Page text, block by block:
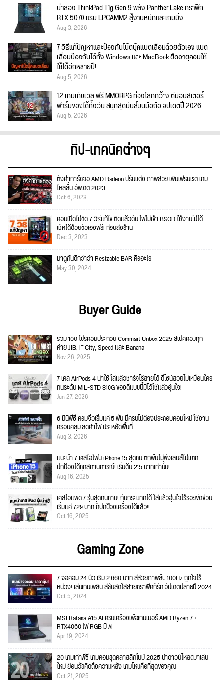
น่าลอง ThinkPad T1g Gen 9 พลัง Panther Lake กราฟิก
RTX 5070 แรม LPCAMM2 สู้งานหนักและเกมมิ่ง
Aug 3, 2026
7 วิธีแก้ปัญหาและป้องกันโน๊ตบุ๊คแบตเสื่อมด้วยตัวเอง แบต
เสื่อมป้องกันได้ทั้ง Windows และ MacBook ยืดอายุคอมให้
ใช้ได้อีกหลายปี!
Aug 5, 2026
12 เกมเก็บเวล ฟรี MMORPG ท่องโลกกว้าง ตีมอนสเตอร์
ฟาร์มของได้ทั้งวัน สนุกสุดมันส์บนมือถือ อัปเดตปี 2026
Aug 5, 2026
ทิป-เทคนิคต่างๆ
ตั้งค่าการ์ดจอ AMD Radeon ปรับแต่ง ภาพสวย เพิ่มเฟรมเรต เกม
ไหลลื่น อัพเดต 2023
Oct 6, 2023
คอมเปิดไม่ติด 7 วิธีแก้ไข ติดแล้วดับ ไฟไม่เข้า BSOD ใช้งานไม่ได้
เช็คได้ด้วยตัวเองฟรี! ก่อนส่งร้าน
Dec 3, 2023
มาดูกันดีกว่าว่า Resizable BAR คืออะไร
May 30, 2024
Buyer Guide
รวม 100 โปรคอมประกอบ Commart Unbox 2025 สเปคคอมทุก
ค่าย JIB, IT City, Speed และ Banana
Nov 26, 2025
7 เคส AirPods 4 น่าใช้ ใส่แล้วชาร์จไร้สายได้ ดีไซน์สวยไม่เหมือนใคร
ทนระดับ MIL-STD 810G ของดีแบบนี้มีไว้ใช้แล้วอุ่นใจ!
Jun 27, 2026
6 มินิพีซี คอมจิ๋วเริ่มแค่ 5 พัน มีครบไม่ต้องประกอบคอมใหม่ ใช้งาน
ครอบคลุม ลดค่าไฟ ประหยัดพื้นที่
Aug 3, 2026
แนะนำ 7 เคสไอโฟน iPhone 15 สุดทน ตกพื้นไม่พังเลนส์ไม่แตก
ปกป้องได้ทุกสถานการณ์! เริ่มต้น 215 บาทเท่านั้น!
Aug 16, 2025
เคสไอแพด 7 รุ่นสุดทนทาน! กันกระแทกได้ ใส่แล้วอุ่นใจไร้รอยขีดข่วน
เริ่มแค่ 729 บาท ก็ปกป้องเครื่องได้แล้ว!!
Oct 16, 2025
Gaming Zone
7 จอคอม 24 นิ้ว เริ่ม 2,660 บาท สีสวยภาพลื่น 100Hz ถูกใจไร้
หน่วง! เล่นเกมเพลิน สีสันสดใสสายกราฟิคก็รัก อัปเดตปลายปี 2024
Oct 5, 2024
MSI Katana A15 AI ครบเครื่องเพื่อเกมเมอร์ AMD Ryzen 7 +
RTX4060 ไฟ RGB มี AI
Apr 19, 2024
20 เกมเก่าพีซี เกมคอมสุดคลาสสิกในปี 2025 น่าดาวน์โหลดมาเล่น
ใหม่ ย้อนวัยคิดถึงความหลัง เกมไหนคือที่สุดของคุณ
Oct 21, 2025